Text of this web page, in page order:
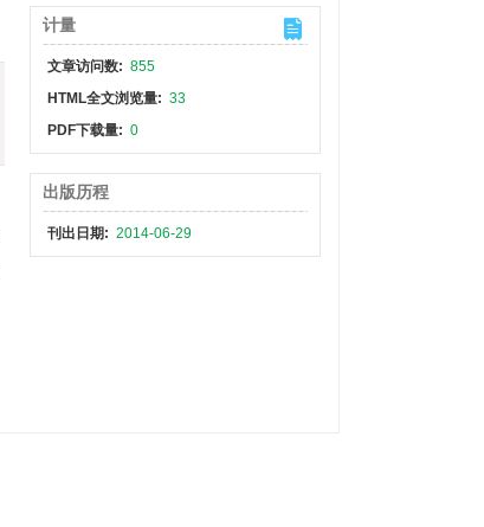
计量
文章访问数: 855
HTML全文浏览量: 33
PDF下载量: 0
出版历程
刊出日期: 2014-06-29